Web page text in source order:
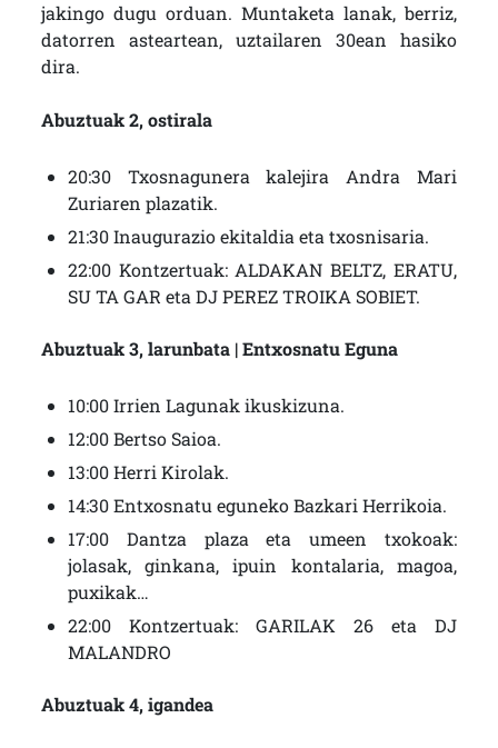
jakingo dugu orduan. Muntaketa lanak, berriz,
datorren asteartean, uztailaren 30ean hasiko
dira.
Abuztuak 2, ostirala
20:30 Txosnagunera kalejira Andra Mari
Zuriaren plazatik.
21:30 Inaugurazio ekitaldia eta txosnisaria.
22:00 Kontzertuak: ALDAKAN BELTZ, ERATU,
SU TA GAR eta DJ PEREZ TROIKA SOBIET.
Abuztuak 3, larunbata | Entxosnatu Eguna
10:00 Irrien Lagunak ikuskizuna.
12:00 Bertso Saioa.
13:00 Herri Kirolak.
14:30 Entxosnatu eguneko Bazkari Herrikoia.
17:00 Dantza plaza eta umeen txokoak:
jolasak, ginkana, ipuin kontalaria, magoa,
puxikak…
22:00 Kontzertuak: GARILAK 26 eta DJ
MALANDRO
Abuztuak 4, igandea